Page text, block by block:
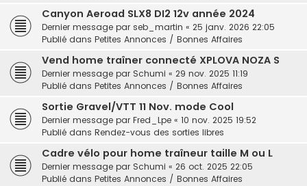
Canyon Aeroad SLX8 DI2 12v année 2024
Dernier message par seb_martin « 25 janv. 2026 22:05
Publié dans Petites Annonces / Bonnes Affaires
Vend home traîner connecté XPLOVA NOZA S
Dernier message par Schumi « 29 nov. 2025 11:19
Publié dans Petites Annonces / Bonnes Affaires
Sortie Gravel/VTT 11 Nov. mode Cool
Dernier message par Fred_Lpe « 10 nov. 2025 19:52
Publié dans Rendez-vous des sorties libres
Cadre vélo pour home traîneur taille M ou L
Dernier message par Schumi « 26 oct. 2025 22:05
Publié dans Petites Annonces / Bonnes Affaires